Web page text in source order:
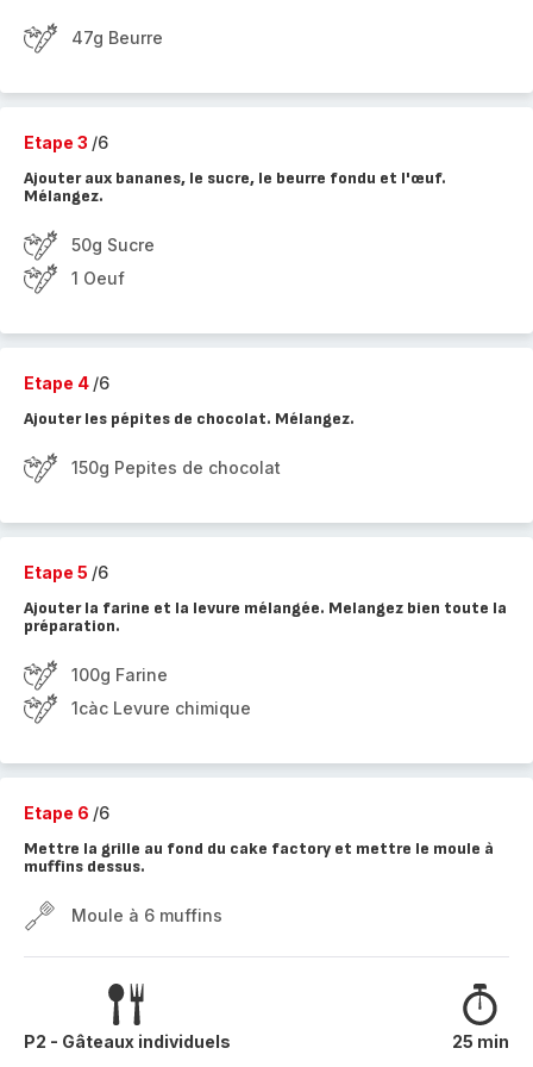
47g Beurre
Etape 3 /6
Ajouter aux bananes, le sucre, le beurre fondu et l'œuf.
Mélangez.
50g Sucre
1 Oeuf
Etape 4 /6
Ajouter les pépites de chocolat. Mélangez.
150g Pepites de chocolat
Etape 5 /6
Ajouter la farine et la levure mélangée. Melangez bien toute la
préparation.
100g Farine
1càc Levure chimique
Etape 6 /6
Mettre la grille au fond du cake factory et mettre le moule à
muffins dessus.
Moule à 6 muffins
P2 - Gâteaux individuels 25 min